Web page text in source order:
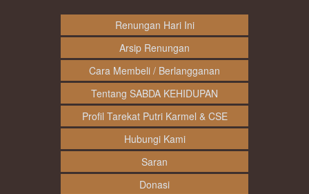
Renungan Hari Ini
Arsip Renungan
Cara Membeli / Berlangganan
Tentang SABDA KEHIDUPAN
Profil Tarekat Putri Karmel & CSE
Hubungi Kami
Saran
Donasi